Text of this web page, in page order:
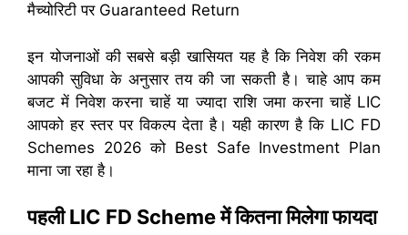
मैच्योरिटी पर Guaranteed Return
इन योजनाओं की सबसे बड़ी खासियत यह है कि निवेश की रकम
आपकी सुविधा के अनुसार तय की जा सकती है। चाहे आप कम
बजट में निवेश करना चाहें या ज्यादा राशि जमा करना चाहें LIC
आपको हर स्तर पर विकल्प देता है। यही कारण है कि LIC FD
Schemes 2026 को Best Safe Investment Plan
माना जा रहा है।
पहली LIC FD Scheme में कितना मिलेगा फायदा